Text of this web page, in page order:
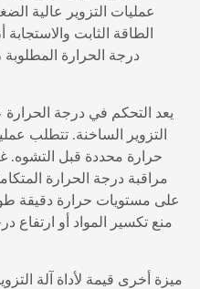
عمليات التزوير عالية
الطاقة الثابت
درجة الحرارة
يعد التحكم في درجة الحرارة
التزوير الساخنة. تتطلب
حرارة محددة قبل التشوه.
مراقبة درجة الحرارة
على مستويات حرارة دقيقة
منع تكسير المواد أو ارتفاع
ميزة أخرى قيمة لأداة آلة